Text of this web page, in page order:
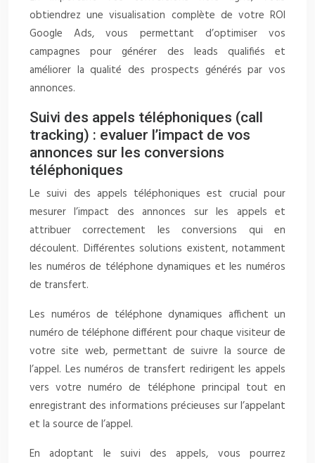
obtiendrez une visualisation complète de votre ROI
Google Ads, vous permettant d’optimiser vos
campagnes pour générer des leads qualifiés et
améliorer la qualité des prospects générés par vos
annonces.
Suivi des appels téléphoniques (call
tracking) : evaluer l’impact de vos
annonces sur les conversions
téléphoniques
Le suivi des appels téléphoniques est crucial pour
mesurer l’impact des annonces sur les appels et
attribuer correctement les conversions qui en
découlent. Différentes solutions existent, notamment
les numéros de téléphone dynamiques et les numéros
de transfert.
Les numéros de téléphone dynamiques affichent un
numéro de téléphone différent pour chaque visiteur de
votre site web, permettant de suivre la source de
l’appel. Les numéros de transfert redirigent les appels
vers votre numéro de téléphone principal tout en
enregistrant des informations précieuses sur l’appelant
et la source de l’appel.
En adoptant le suivi des appels, vous pourrez